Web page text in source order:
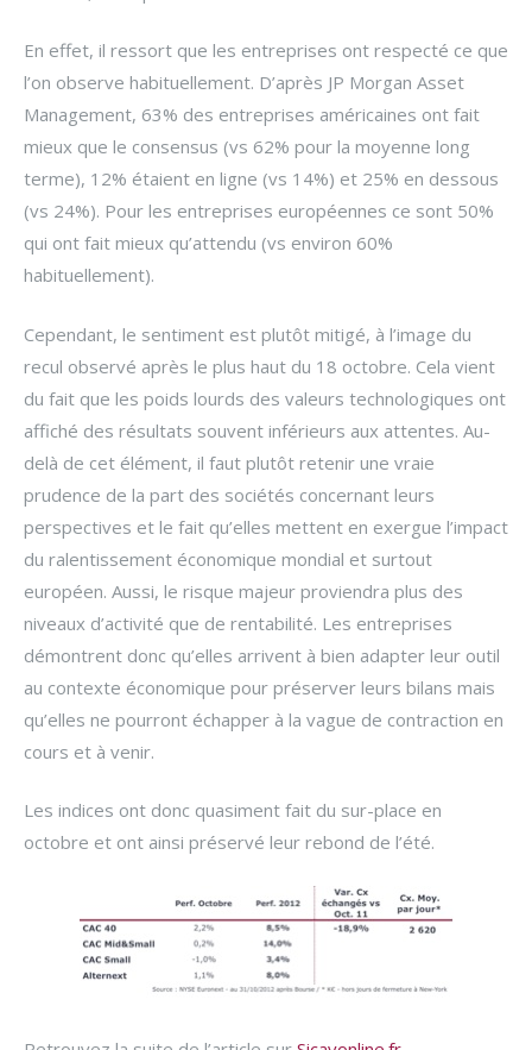
En effet, il ressort que les entreprises ont respecté ce que
l’on observe habituellement. D’après JP Morgan Asset
Management, 63% des entreprises américaines ont fait
mieux que le consensus (vs 62% pour la moyenne long
terme), 12% étaient en ligne (vs 14%) et 25% en dessous
(vs 24%). Pour les entreprises européennes ce sont 50%
qui ont fait mieux qu’attendu (vs environ 60%
habituellement).
Cependant, le sentiment est plutôt mitigé, à l’image du
recul observé après le plus haut du 18 octobre. Cela vient
du fait que les poids lourds des valeurs technologiques ont
affiché des résultats souvent inférieurs aux attentes. Au-
delà de cet élément, il faut plutôt retenir une vraie
prudence de la part des sociétés concernant leurs
perspectives et le fait qu’elles mettent en exergue l’impact
du ralentissement économique mondial et surtout
européen. Aussi, le risque majeur proviendra plus des
niveaux d’activité que de rentabilité. Les entreprises
démontrent donc qu’elles arrivent à bien adapter leur outil
au contexte économique pour préserver leurs bilans mais
qu’elles ne pourront échapper à la vague de contraction en
cours et à venir.
Les indices ont donc quasiment fait du sur-place en
octobre et ont ainsi préservé leur rebond de l’été.